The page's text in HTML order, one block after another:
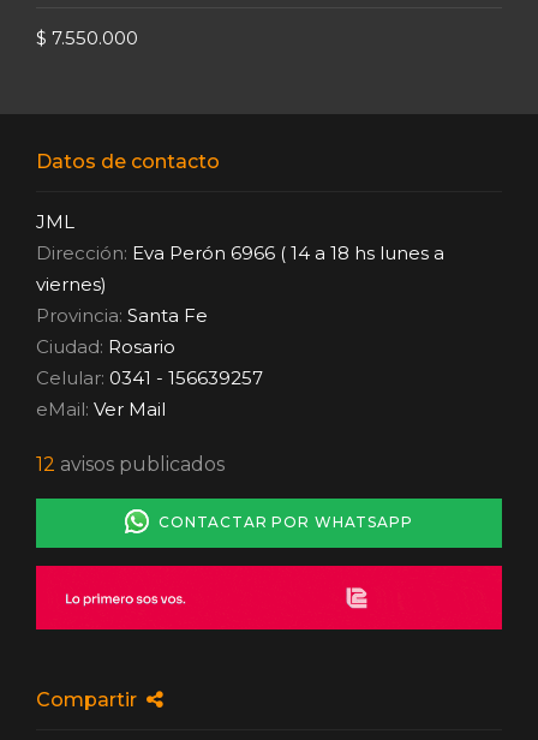
$ 7.550.000
Datos de contacto
JML
Dirección: Eva Perón 6966 ( 14 a 18 hs lunes a
viernes)
Provincia: Santa Fe
Ciudad: Rosario
Celular: 0341 - 156639257
eMail: Ver Mail
12 avisos publicados
CONTACTAR POR WHATSAPP
Compartir